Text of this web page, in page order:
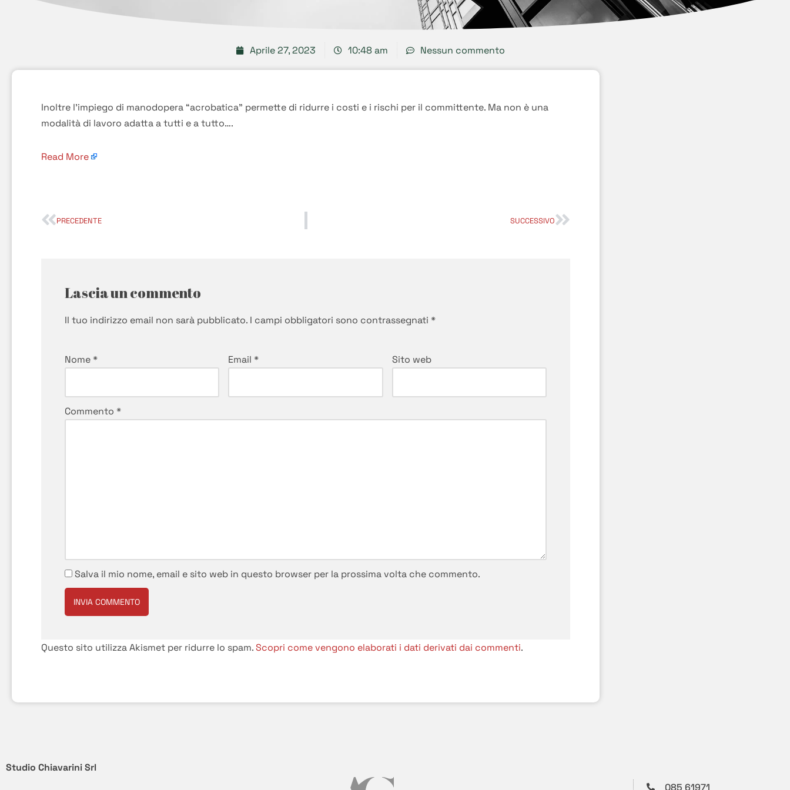
Aprile 27, 2023 10:48 am Nessun commento
Inoltre l’impiego di manodopera “acrobatica” permette di ridurre i costi e i rischi per il committente. Ma non è una
modalità di lavoro adatta a tutti e a tutto….
Read More
PRECEDENTE SUCCESSIVO
Lascia un commento
Il tuo indirizzo email non sarà pubblicato. I campi obbligatori sono contrassegnati *
Nome* Email* Sito web
Commento *
Salva il mio nome, email e sito web in questo browser per la prossima volta che commento.
Questo sito utilizza Akismet per ridurre lo spam.Scopri come vengono elaborati i dati derivati dai commenti.
Studio Chiavarini Srl
085 61971